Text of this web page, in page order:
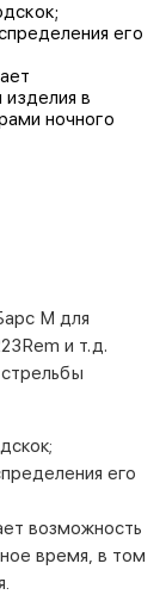
его
в
ночного
М для
и т.д.
его
возможность
время, в том